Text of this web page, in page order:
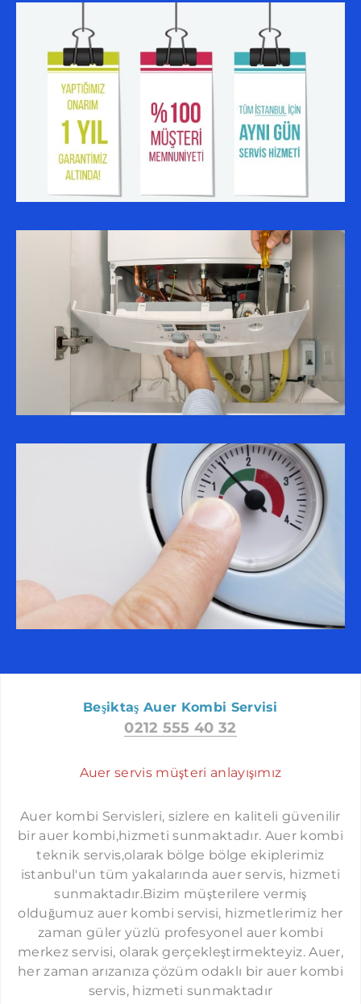
Beşiktaş Auer Kombi Servisi
0212 555 40 32
Auer servis müşteri anlayışımız
Auer kombi Servisleri, sizlere en kaliteli güvenilir
bir auer kombi,hizmeti sunmaktadır. Auer kombi
teknik servis,olarak bölge bölge ekiplerimiz
istanbul'un tüm yakalarında auer servis, hizmeti
sunmaktadır.Bizim müşterilere vermiş
olduğumuz auer kombi servisi, hizmetlerimiz her
zaman güler yüzlü profesyonel auer kombi
merkez servisi, olarak gerçekleştirmekteyiz. Auer,
her zaman arızanıza çözüm odaklı bir auer kombi
servis, hizmeti sunmaktadır
ALIBEYKÖY AUER SERVISI
ESENYURT AUER SERVISI
KÜÇÜKÇEKMECE AUER SERVISI
BAĞCILAR AUER SERVISI
BAHÇELIEVLER AUER SERVISI
SULTANGAZI AUER SERVISI
BAŞAKŞEHIR AUER SERVISI
GAZIOSMANPAŞA AUER SERVISI
AVCILAR AUER SERVISI
KAĞITHANE AUER SERVISI
ESENLER AUER SERVISI
EYÜP AUER SERVISI
BEYLIKDÜZÜ AUER SERVISI
FATIH AUER SERVISI
ARNAVUTKÖY AUER SERVISI
ZEYTINBURNU AUER SERVISI
ŞIŞLI AUER SERVISI
GÜNGÖREN AUER SERVISI
BAYRAMPAŞA AUER SERVISI
BÜYÜKÇEKMECE AUER SERVISI
BAKIRKÖY AUER SERVISI
PENDIK AUER SERVISI
MALTEPE AUER SERVISI
ÜSKÜDAR AUER SERVISI
KARTAL AUER SERVISI
SANCAKTEPE AUER SERVISI
ATAŞEHIR AUER SERVISI
SULTANBEYLI AUER SERVISI
TUZLA AUER SERVISI
ÇEKMEKÖY AUER SERVISI
KOMBI SERVISI İSTANBUL
PROTHERM SERVISI İSTANBUL
LAMBERT SERVISI İSTANBUL
TERMOSTAR SERVISI İSTANBUL
DEMIRDÖKÜM SERVISI İSTANBUL
FERROLI SERVISI İSTANBUL